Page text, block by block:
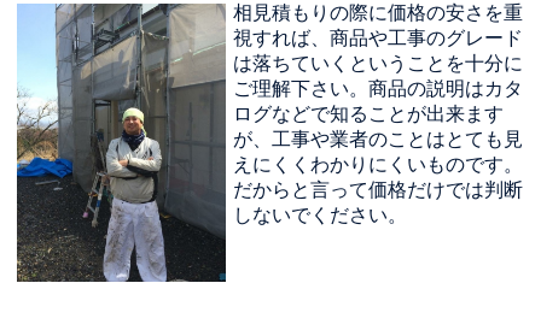
相見積もりの際に価格の安さを重
視すれば、商品や工事のグレード
は落ちていくということを十分に
ご理解下さい。商品の説明はカタ
ログなどで知ることが出来ます
が、工事や業者のことはとても見
えにくくわかりにくいものです。
だからと言って価格だけでは判断
しないでください。